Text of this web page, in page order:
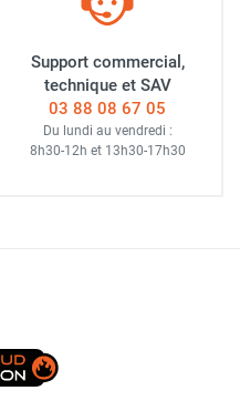
Support commercial,
technique et SAV
03 88 08 67 05
Du lundi au vendredi :
8h30-12h et 13h30-17h30